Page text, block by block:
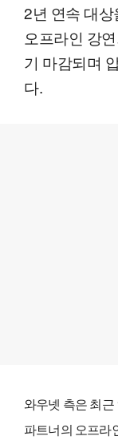
2년 연속 대
오프라인 강
기 마감되며
다.
와우넷 측은 최
파트너의 오프라